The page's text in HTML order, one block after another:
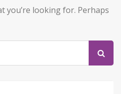
you’re looking for. Perhaps